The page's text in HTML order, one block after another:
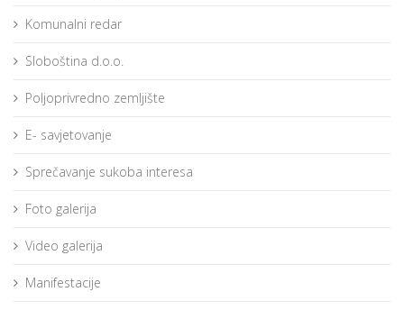
Komunalni redar
Sloboština d.o.o.
Poljoprivredno zemljište
E- savjetovanje
Sprečavanje sukoba interesa
Foto galerija
Video galerija
Manifestacije